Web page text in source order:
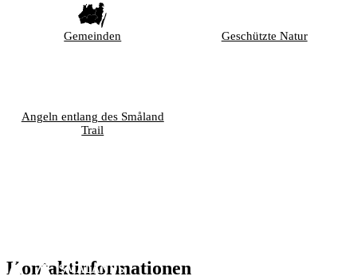
Gemeinden Geschützte Natur
Angeln entlang des Småland
Trail
Kontaktinformationen